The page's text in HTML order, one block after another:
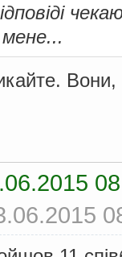
Вони,